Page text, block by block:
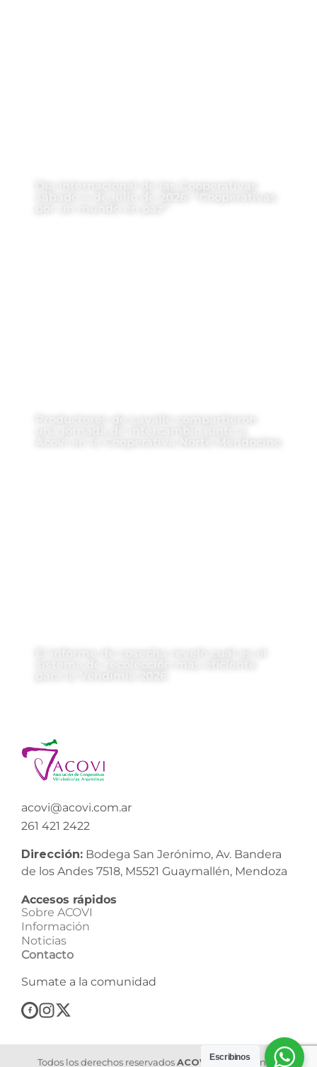
Día Internacional de las Cooperativas
acovi@acovi.com.ar
261 421 2422
Dirección: Bodega San Jerónimo, Av. Bandera
de los Andes 7518, M5521 Guaymallén, Mendoza
Accesos rápidos
Sobre ACOVI
Información
Noticias
Contacto
Sumate a la comunidad
Todos los derechos reservados ACOVI | Asociación de
Escribinos